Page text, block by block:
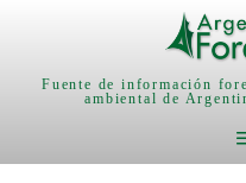
Fuente de información
ambiental de